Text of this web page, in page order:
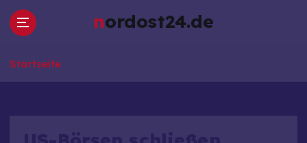
h
nordost24.de
Startseite